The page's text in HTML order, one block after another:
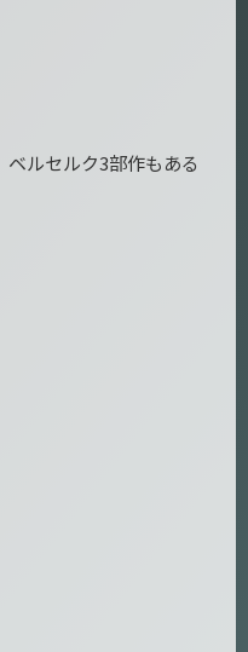
ルセルク3部作もある